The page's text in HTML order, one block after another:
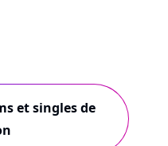
et singles de